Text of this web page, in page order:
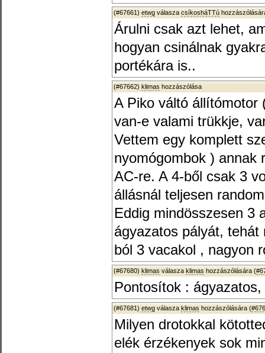
(#67661) etwg válasza csíkosháTTú
Árulni csak azt lehet,
hogyan csinálnak
portékára is..
(#67662) klimas hozzászólása
A Piko váltó állítómotor
van-e valami trükkje,
Vettem egy komplett
nyomógombok ) annak
AC-re. A 4-ből csak 3
állásnál teljesen
Eddig mindösszesen 3
ágyazatos pályát,
ból 3 vacakol , nagyon
(#67680) klimas válasza klimas hozzászólására (
Pontosítok :
(#67681) etwg válasza klimas hozzászólására (
Milyen drotokkal
elék érzékenyek sok